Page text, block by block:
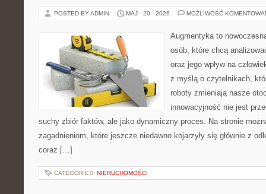
POSTED BY ADMIN MAJ - 20 - 2026 MOŻLIWOŚĆ
Augmentyka to
osób, które chcą
oraz jego wpływ na
z myślą o czytelnikach,
roboty zmieniają nasze
innowacyjność nie jest
suchy zbiór faktów, ale jako dynamiczny proces. Na stronie
zagadnieniom, które jeszcze niedawno kojarzyły się głównie z
coraz […]
CATEGORIES: NIERUCHOMOŚCI